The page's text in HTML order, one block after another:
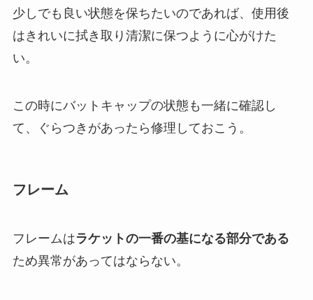
少しでも良い状態を保ちたいのであれば、使用後
はきれいに拭き取り清潔に保つように心がけた
い。
この時にバットキャップの状態も一緒に確認し
て、ぐらつきがあったら修理しておこう。
フレーム
フレームはラケットの一番の基になる部分である
ため異常があってはならない。